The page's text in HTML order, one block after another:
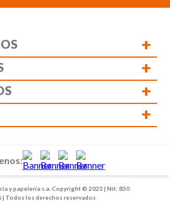
+
+
+
+
y papelería s.a. Copyright © 2023 | Nit: 830
| Todos los derechos reservados